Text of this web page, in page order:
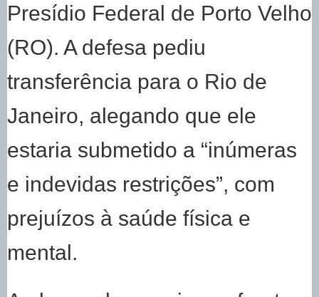
Presídio Federal de Porto Velho
(RO). A defesa pediu
transferência para o Rio de
Janeiro, alegando que ele
estaria submetido a “inúmeras
e indevidas restrições”, com
prejuízos à saúde física e
mental.